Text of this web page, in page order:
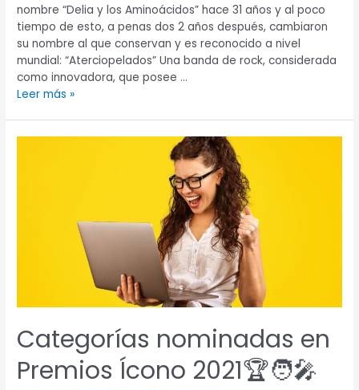
nombre “Delia y los Aminoácidos” hace 31 años y al poco
tiempo de esto, a penas dos 2 años después, cambiaron
su nombre al que conservan y es reconocido a nivel
mundial: “Aterciopelados” Una banda de rock, considerada
como innovadora, que posee …
Leer más »
Categorías nominadas en
Premios Ícono 2021🏆🧑‍🎤